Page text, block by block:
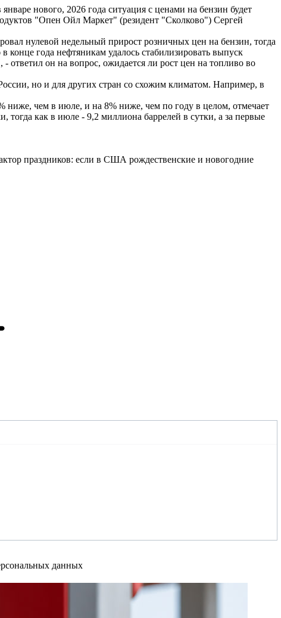
нового, 2026 года ситуация с ценами на бензин будет
"Опен Ойл Маркет" (резидент "Сколково") Сергей
нулевой недельный прирост розничных цен на бензин, тогда
года нефтяникам удалось стабилизировать выпуск
он на вопрос, ожидается ли рост цен на топливо во
но и для других стран со схожим климатом. Например, в
ниже, чем в июле, и на 8% ниже, чем по году в целом, отмечает
тогда как в июле - 9,2 миллиона баррелей в сутки, а за первые
праздников: если в США рождественские и новогодние
данных